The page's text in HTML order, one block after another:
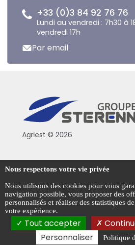
+33 (0)3 84 92 76 76
Lundi au vendredi : 7h30 à
vendredi 17h
Par email
Agriest © 2026
Conditions générales de vente
Mentions légales
Politique de confidentialité
Gestion des cookies
Nous respectons votre vie privée
Nous utilisons des cookies pour vous
navigation possible, vous proposer des
personnalisés et réaliser des statistiques
votre expérience.
Tout accepter
Personnaliser
Politique